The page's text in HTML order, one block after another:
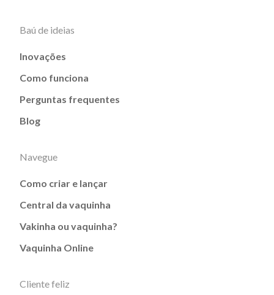
Baú de ideias
Inovações
Como funciona
Perguntas frequentes
Blog
Navegue
Como criar e lançar
Central da vaquinha
Vakinha ou vaquinha?
Vaquinha Online
Cliente feliz